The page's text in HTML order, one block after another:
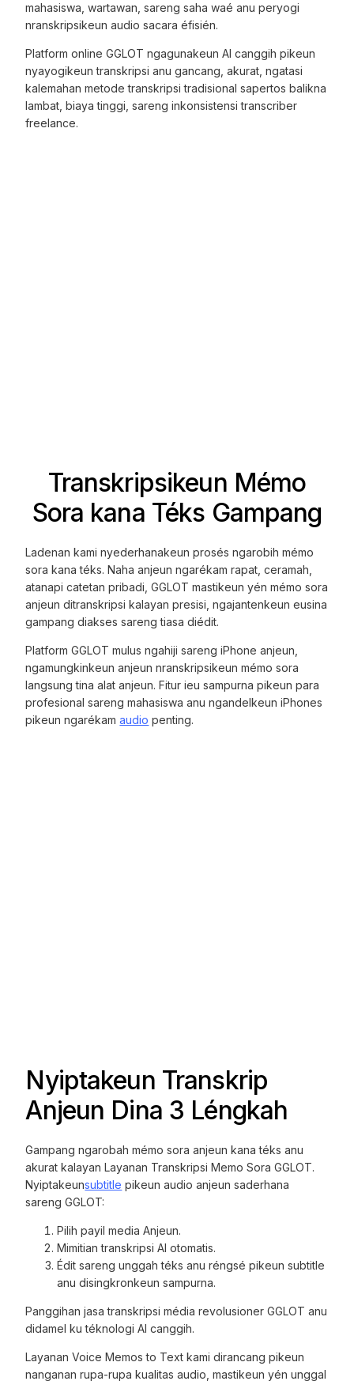
mahasiswa, wartawan, sareng saha waé anu peryogi
nranskripsikeun audio sacara éfisién.
Platform online GGLOT ngagunakeun AI canggih pikeun
nyayogikeun transkripsi anu gancang, akurat, ngatasi
kalemahan metode transkripsi tradisional sapertos balikna
lambat, biaya tinggi, sareng inkonsistensi transcriber
freelance.
Transkripsikeun Mémo
Sora kana Téks Gampang
Ladenan kami nyederhanakeun prosés ngarobih mémo
sora kana téks. Naha anjeun ngarékam rapat, ceramah,
atanapi catetan pribadi, GGLOT mastikeun yén mémo sora
anjeun ditranskripsi kalayan presisi, ngajantenkeun eusina
gampang diakses sareng tiasa diédit.
Platform GGLOT mulus ngahiji sareng iPhone anjeun,
ngamungkinkeun anjeun nranskripsikeun mémo sora
langsung tina alat anjeun. Fitur ieu sampurna pikeun para
profesional sareng mahasiswa anu ngandelkeun iPhones
pikeun ngarékamaudio penting.
Nyiptakeun Transkrip
Anjeun Dina 3 Léngkah
Gampang ngarobah mémo sora anjeun kana téks anu
akurat kalayan Layanan Transkripsi Memo Sora GGLOT.
Nyiptakeunsubtitle pikeun audio anjeun saderhana
sareng GGLOT:
Pilih payil media Anjeun.
Mimitian transkripsi AI otomatis.
Édit sareng unggah téks anu réngsé pikeun subtitle
anu disingkronkeun sampurna.
Panggihan jasa transkripsi média revolusioner GGLOT anu
didamel ku téknologi AI canggih.
Layanan Voice Memos to Text kami dirancang pikeun
nanganan rupa-rupa kualitas audio, mastikeun yén unggal